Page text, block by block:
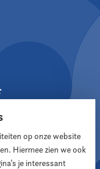
op onze website
Hiermee zien we ook
je interessant